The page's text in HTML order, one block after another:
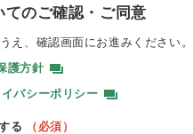
のご確認・ご同意
え、 確認画面にお進みください。
護方針
バシーポリシー
る （必須）